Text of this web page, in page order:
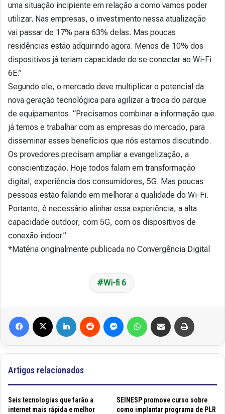
uma situação incipiente em relação a como vamos poder
utilizar. Nas empresas, o investimento nessa atualização
vai passar de 17% para 63% delas. Mas poucas
residências estão adquirindo agora. Menos de 10% dos
dispositivos já teriam capacidade de se conectar ao Wi-Fi
6E.”
Segundo ele, o mercado deve multiplicar o potencial da
nova geração tecnológica para agilizar a troca do parque
de equipamentos. “Precisamos combinar a informação que
já temos e trabalhar com as empresas do mercado, para
disseminar esses benefícios que nós estamos discutindo.
Os provedores precisam ampliar a evangelização, a
conscientização. Hoje todos falam em transformação
digital, experiência dos consumidores, 5G. Mas poucas
pessoas estão falando em melhorar a qualidade do Wi-Fi.
Portanto, é necessário alinhar essa experiência, a alta
capacidade outdoor, com 5G, com os dispositivos de
conexão indoor.”
*Matéria originalmente publicada no Convergência Digital
Wi-fi 6
Artigos relacionados
Seis tecnologias que farão a
internet mais rápida e melhor
SEINESP promove curso sobre
como implantar programa de PLR